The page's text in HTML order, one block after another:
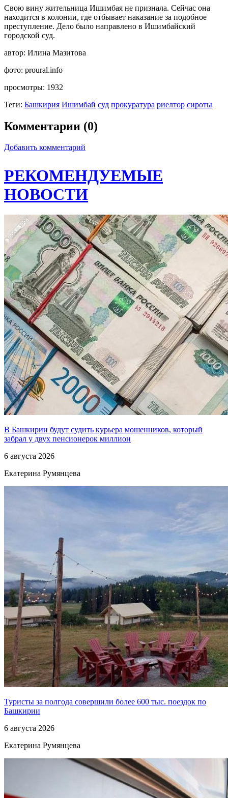
Свою вину жительница Ишимбая не признала. Сейчас она
находится в колонии, где отбывает наказание за подобное
преступление. Дело было направлено в Ишимбайский
городской суд.
автор: Илина Мазитова
фото: proural.info
просмотры: 1932
Теги: Башкирия Ишимбай суд прокуратура риелтор сироты
Комментарии (0)
Добавить комментарий
РЕКОМЕНДУЕМЫЕ
НОВОСТИ
В Башкирии будут судить курьера мошенников, который
забрал у двух пенсионерок миллион
6 августа 2026
Екатерина Румянцева
Туристы за полгода совершили более 600 тыс. поездок по
Башкирии
6 августа 2026
Екатерина Румянцева